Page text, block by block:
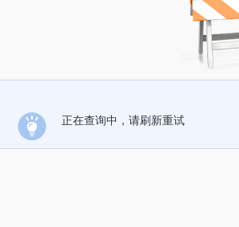
正在查询中，请刷新重试